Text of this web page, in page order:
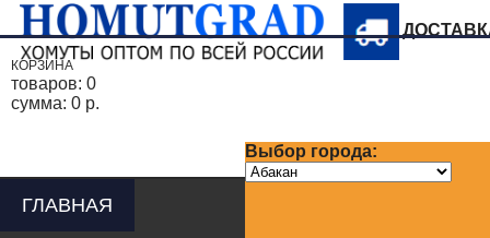
Выбор города:
КОРЗИНА
товаров: 0
сумма: 0 р.
ГЛАВНАЯ